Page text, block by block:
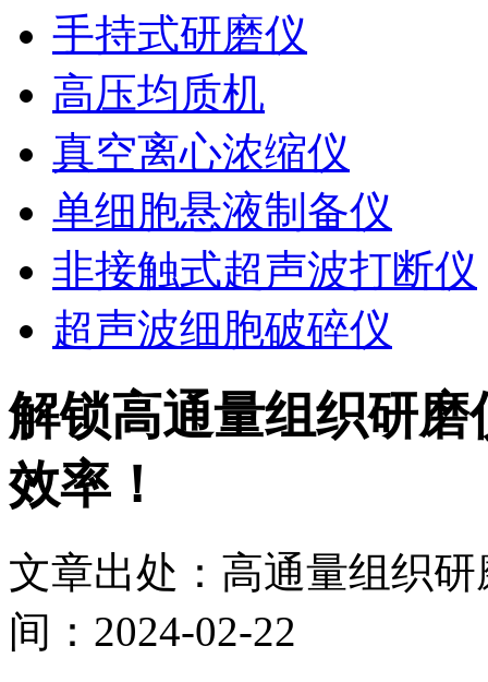
手持式研磨仪
高压均质机
真空离心浓缩仪
单细胞悬液制备仪
非接触式超声波打断仪
超声波细胞破碎仪
解锁高通量组织研
效率！
文章出处：高通量组织
间：2024-02-22